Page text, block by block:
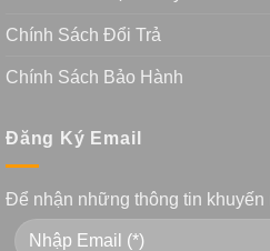
Chính Sách Đổi Trả
Chính Sách Bảo Hành
Đăng Ký Email
Để nhận những thông tin